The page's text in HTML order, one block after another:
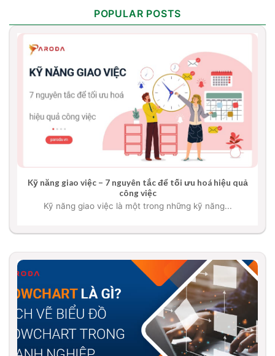
POPULAR POSTS
Kỹ năng giao việc – 7 nguyên tắc để tối ưu hoá hiệu quả
công việc
Kỹ năng giao việc là một trong những kỹ năng...